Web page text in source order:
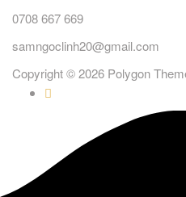
0708 667 669
samngoclinh20@gmail.com
Copyright © 2026 Polygon